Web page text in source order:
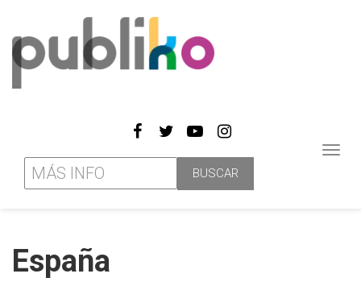
España